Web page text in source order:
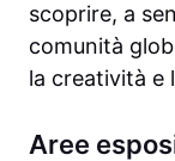
scoprire, a
comunità
la creatività e
Aree